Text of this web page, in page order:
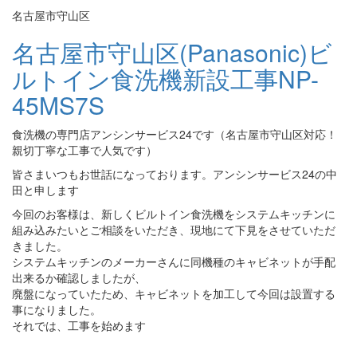
名古屋市守山区
名古屋市守山区(Panasonic)ビ
ルトイン食洗機新設工事NP-
45MS7S
食洗機の専門店アンシンサービス24です（名古屋市守山区対応！
親切丁寧な工事で人気です）
皆さまいつもお世話になっております。アンシンサービス24の中
田と申します
今回のお客様は、新しくビルトイン食洗機をシステムキッチンに
組み込みたいとご相談をいただき、現地にて下見をさせていただ
きました。
システムキッチンのメーカーさんに同機種のキャビネットが手配
出来るか確認しましたが、
廃盤になっていたため、キャビネットを加工して今回は設置する
事になりました。
それでは、工事を始めます